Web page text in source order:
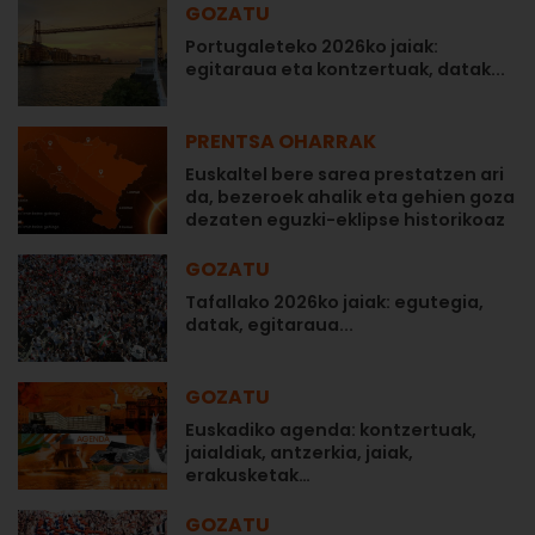
GOZATU
Portugaleteko 2026ko jaiak:
egitaraua eta kontzertuak, datak...
PRENTSA OHARRAK
Euskaltel bere sarea prestatzen ari
da, bezeroek ahalik eta gehien goza
dezaten eguzki-eklipse historikoaz
GOZATU
Tafallako 2026ko jaiak: egutegia,
datak, egitaraua...
GOZATU
Euskadiko agenda: kontzertuak,
jaialdiak, antzerkia, jaiak,
erakusketak…
GOZATU